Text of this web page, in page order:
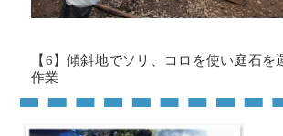
【6】傾斜地でソリ、コロを使い庭石を
作業